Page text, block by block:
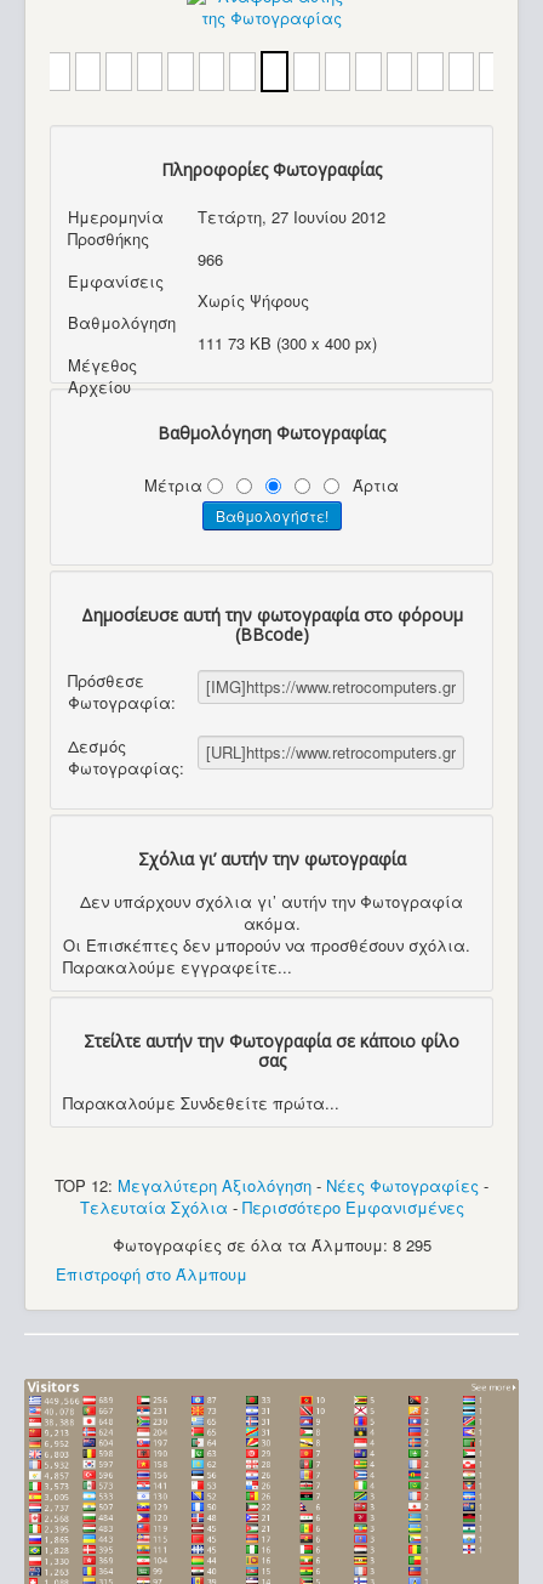
Commodore C64_16
Πληροφορίες Φωτογραφίας
Ημερομηνία
Προσθήκης
Τετάρτη, 27 Ιουνίου 2012
Εμφανίσεις
966
Βαθμολόγηση
Χωρίς Ψήφους
Μέγεθος
Αρχείου
111 73 KB (300 x 400 px)
Βαθμολόγηση Φωτογραφίας
Μέτρια Άρτια
Δημοσίευσε αυτή την φωτογραφία στο φόρουμ
(BBcode)
Πρόσθεσε
Φωτογραφία:
Δεσμός
Φωτογραφίας:
Σχόλια γι’ αυτήν την φωτογραφία
Δεν υπάρχουν σχόλια γι’ αυτήν την Φωτογραφία
ακόμα.
Οι Επισκέπτες δεν μπορούν να προσθέσουν σχόλια.
Παρακαλούμε εγγραφείτε...
Στείλτε αυτήν την Φωτογραφία σε κάποιο φίλο
σας
Παρακαλούμε Συνδεθείτε πρώτα...
TOP 12: Μεγαλύτερη Αξιολόγηση - Νέες Φωτογραφίες -
Τελευταία Σχόλια - Περισσότερο Εμφανισμένες
Φωτογραφίες σε όλα τα Άλμπουμ: 8 295
Επιστροφή στο Άλμπουμ